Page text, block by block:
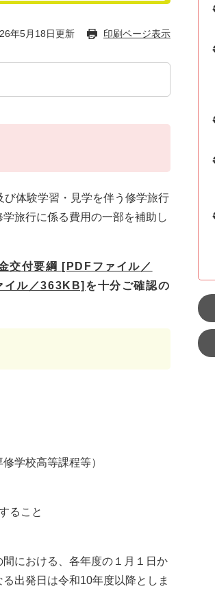
年5月18日更新 印刷ページ表示
体験学習・見学を伴う修学旅行
旅行に係る費用の一部を補助し
交付要綱 [PDFファイル／
イル／363KB] を十分ご確認の
学校高等課程等）
ること
における、各年度の１月１日か
出発日は令和10年度以降としま